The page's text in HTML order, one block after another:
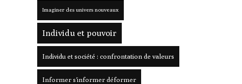
Imaginer des univers nouveaux
Individu et pouvoir
Individu et société : confrontation de valeurs
Informer s'informer déformer